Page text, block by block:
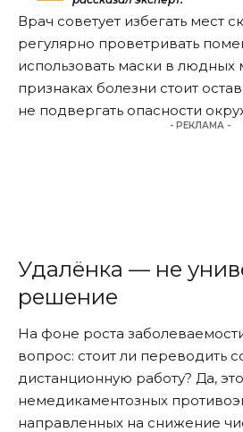
Врач советует избегать мест
регулярно проветривать
использовать маски в
признаках болезни стоит
не подвергать опасности
- РЕКЛАМА -
Удалёнка — не
решение
На фоне роста
вопрос: стоит ли переводить
дистанционную работу? Да,
немедикаментозных
направленных на снижение